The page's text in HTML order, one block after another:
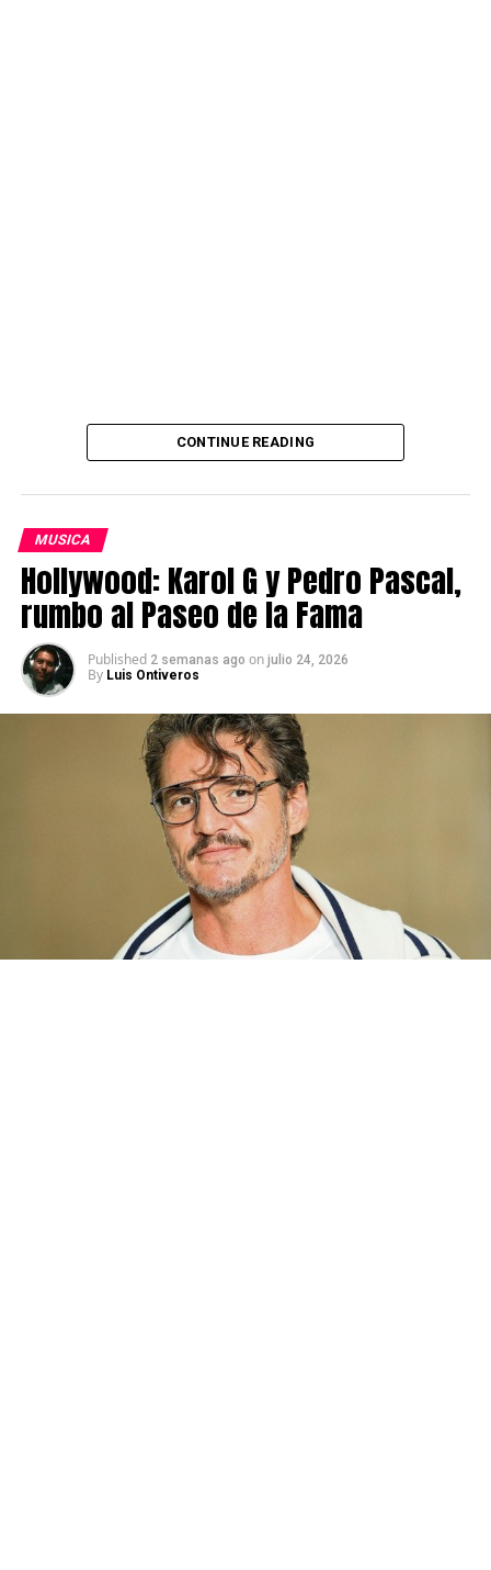
Source link
CONTINUE READING
MUSICA
Hollywood: Karol G y Pedro Pascal,
rumbo al Paseo de la Fama
Published 2 semanas ago on julio 24, 2026
By Luis Ontiveros